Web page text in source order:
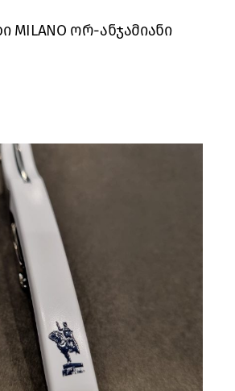
MILANO ორ-ანჯამიანი